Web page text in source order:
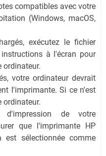
compatibles avec votre
(Windows, macOS,
exécutez le fichier
à l'écran pour
ordinateur.
votre ordinateur devrait
l'imprimante. Si ce n'est
ordinateur.
d'impression de votre
que l'imprimante HP
est sélectionnée comme